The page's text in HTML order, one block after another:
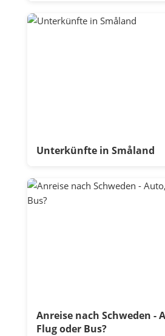
Unterkünfte in Småland
Anreise nach Schweden -
Flug oder Bus?